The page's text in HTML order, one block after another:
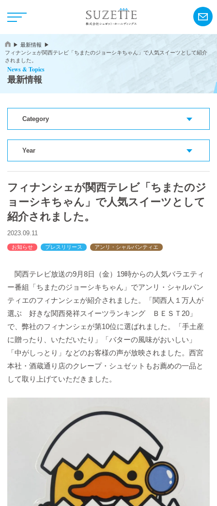
NEWS
シーキューブ
カサネオ
バックハウスイリエ
English
サイトマップ
最新情報
フィナンシェが関西テレビ「ちまたのジョーシキちゃん」で人気スイーツとして紹介
されました。
News & Topics
最新情報
Category
Year
フィナンシェが関西テレビ「ちまたのジ
ョーシキちゃん」で人気スイーツとして
紹介されました。
2023.09.11
お知らせ プレスリリース アンリ・シャルパンティエ
関西テレビ放送の9月8日（金）19時からの人気バラエティ
ー番組「ちまたのジョーシキちゃん」でアンリ・シャルパン
ティエのフィナンシェが紹介されました。「関西人１万人が
選ぶ 好きな関西発祥スイーツランキング ＢＥＳＴ20」
で、弊社のフィナンシェが第10位に選ばれました。「手土産
に贈ったり、いただいたり」「バターの風味がおいしい」
「中がしっとり」などのお客様の声が放映されました。西宮
本社・酒蔵通り店のクレープ・シュゼットもお薦めの一品と
して取り上げていただきました。